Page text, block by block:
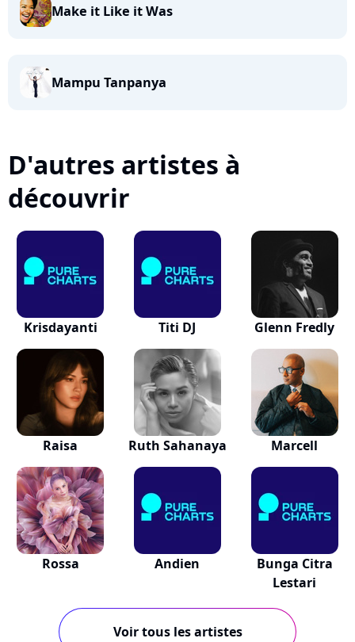
Make it Like it Was
Mampu Tanpanya
D'autres artistes à
découvrir
Krisdayanti Titi DJ Glenn Fredly
Raisa Ruth Sahanaya Marcell
Rossa Andien
Bunga Citra
Lestari
Voir tous les artistes